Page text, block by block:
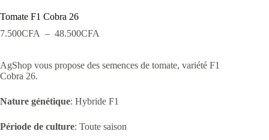
Tomate F1 Cobra 26
7.500CFA – 48.500CFA
7.500CFA
AgShop vous propose des semences de tomate, variété F1
Cobra 26.
Nature génétique: Hybride F1
Période de culture: Toute saison